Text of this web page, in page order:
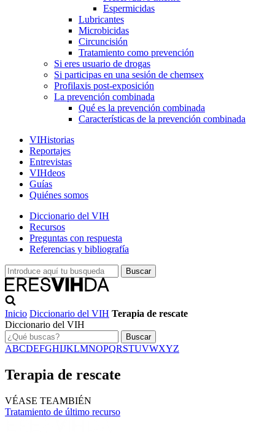
Espermicidas
Lubricantes
Microbicidas
Circuncisión
Tratamiento como prevención
Si eres usuario de drogas
Si participas en una sesión de chemsex
Profilaxis post-exposición
La prevención combinada
Qué es la prevención combinada
Características de la prevención combinada
VIHistorias
Reportajes
Entrevistas
VIHdeos
Guías
Quiénes somos
Diccionario del VIH
Recursos
Preguntas con respuesta
Referencias y bibliografía
Inicio Diccionario del VIH Terapia de rescate
Diccionario del VIH
Buscar
ABCDEFGHIJKLMNOPQRSTUVWXYZ
Terapia de rescate
VÉASE TEAMBIÉN
Tratamiento de último recurso